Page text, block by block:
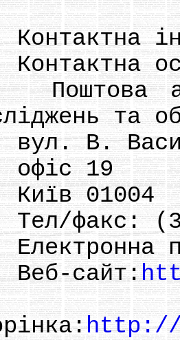
та
В.
19
01004
факс:
сайт:
http://